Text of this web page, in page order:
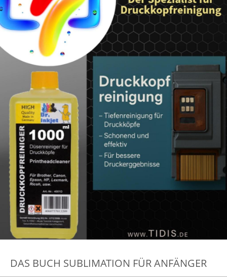
DAS BUCH SUBLIMATION FÜR ANFÄNGER